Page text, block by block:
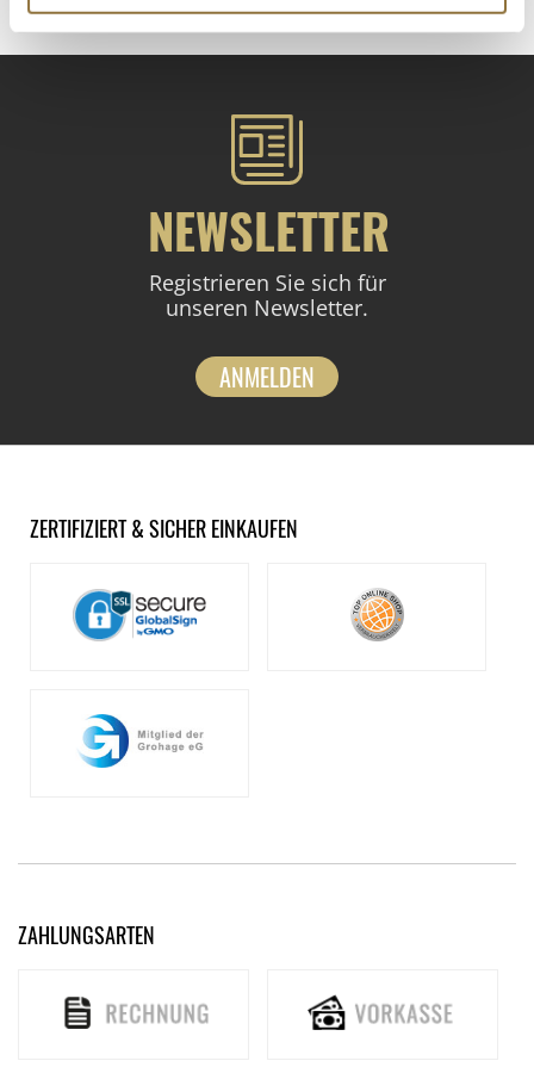
NEWSLETTER
Registrieren Sie sich für
unseren Newsletter.
ANMELDEN
ZERTIFIZIERT & SICHER EINKAUFEN
ZAHLUNGSARTEN